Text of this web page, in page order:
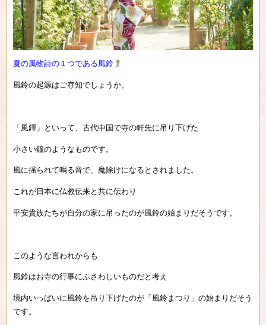
夏の風物詩の１つである風鈴
風鈴の起源はご存知でしょうか。
「風鐸」といって、古代中国で寺の軒先に吊り下げた
小さい鐘のようなものです。
風に揺られて鳴る音で、魔除けになるとされました。
これが日本に仏教伝来と共に伝わり
平安貴族たちが自分の家に吊ったのが風鈴の始まりだそうです。
このような言われからも
風鈴はお寺の行事にふさわしいものだと考え
境内いっぱいに風鈴を吊り下げたのが「風鈴まつり」の始まりだそう
です。